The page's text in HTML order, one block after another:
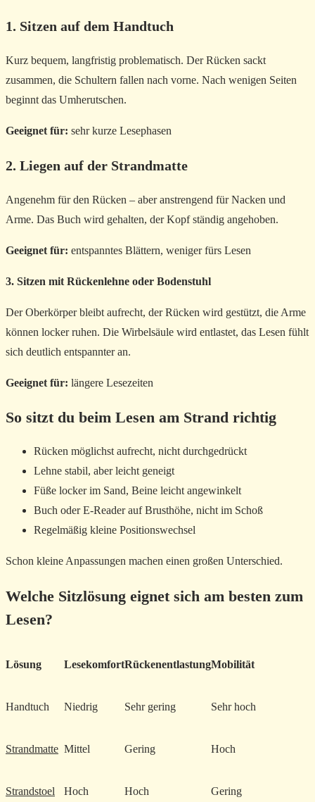
1. Sitzen auf dem Handtuch
Kurz bequem, langfristig problematisch. Der Rücken sackt
zusammen, die Schultern fallen nach vorne. Nach wenigen Seiten
beginnt das Umherutschen.
Geeignet für: sehr kurze Lesephasen
2. Liegen auf der Strandmatte
Angenehm für den Rücken – aber anstrengend für Nacken und
Arme. Das Buch wird gehalten, der Kopf ständig angehoben.
Geeignet für: entspanntes Blättern, weniger fürs Lesen
3. Sitzen mit Rückenlehne oder Bodenstuhl
Der Oberkörper bleibt aufrecht, der Rücken wird gestützt, die Arme
können locker ruhen. Die Wirbelsäule wird entlastet, das Lesen fühlt
sich deutlich entspannter an.
Geeignet für: längere Lesezeiten
So sitzt du beim Lesen am Strand richtig
Rücken möglichst aufrecht, nicht durchgedrückt
Lehne stabil, aber leicht geneigt
Füße locker im Sand, Beine leicht angewinkelt
Buch oder E-Reader auf Brusthöhe, nicht im Schoß
Regelmäßig kleine Positionswechsel
Schon kleine Anpassungen machen einen großen Unterschied.
Welche Sitzlösung eignet sich am besten zum
Lesen?
Lösung LesekomfortRückenentlastungMobilität
Handtuch Niedrig Sehr gering Sehr hoch
Strandmatte Mittel Gering Hoch
Strandstoel Hoch Hoch Gering